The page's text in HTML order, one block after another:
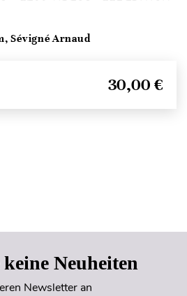
Sévigné Arnaud
30,00 €
keine Neuheiten
Newsletter an